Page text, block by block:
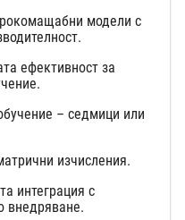
модели с
ефективност за
– седмици или
изчисления.
интеграция с
внедряване.